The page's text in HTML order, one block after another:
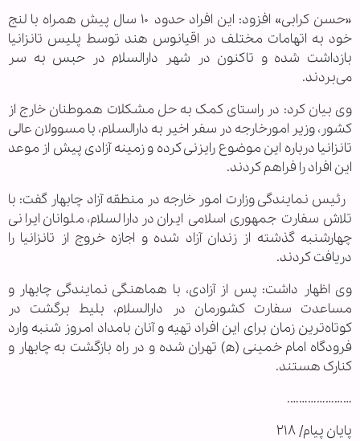
«حسن کرابی» افزود: این افراد حدود ۱۰ سال پیش همراه با لنج
خود به اتهامات مختلف در اقیانوس هند توسط پلیس تانزانیا
بازداشت شده و تاکنون در شهر دارالسلام در حبس به سر
می‌بردند.
وی بیان کرد: در راستای کمک به حل مشکلات هموطنان خارج از
کشور، وزیر امورخارجه در سفر اخیر به دارالسلام، با مسوولان عالی
تانزانیا درباره این موضوع رایزنی کرده و زمینه آزادی پیش از موعد
این افراد را فراهم کردند.
رئیس نمایندگی وزارت امور خارجه در منطقه آزاد چابهار گفت: با
تلاش سفارت جمهوری اسلامی ایران در دارالسلام، ملوانان ایرانی
چهارشنبه گذشته از زندان آزاد شده و اجازه خروج از تانزانیا را
دریافت کردند.
وی اظهار داشت: پس از آزادی، با هماهنگی نمایندگی چابهار و
مساعدت سفارت کشورمان در دارالسلام، بلیط برگشت در
کوتاه‌ترین زمان برای این افراد تهیه و آنان بامداد امروز شنبه وارد
فرودگاه امام خمینی (ه) تهران شده و در راه بازگشت به چابهار و
کنارک هستند.
………………….
پایان پیام/ ۲۱۸